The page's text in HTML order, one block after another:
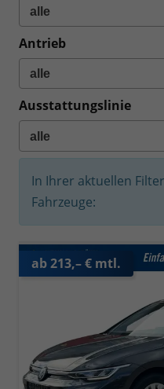
Antrieb
Ausstattungslinie
In Ihrer aktuellen
Fahrzeuge:
ab 213,– € mtl.